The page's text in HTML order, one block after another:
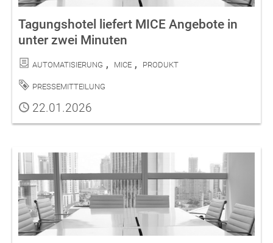
Tagungshotel liefert MICE Angebote in
unter zwei Minuten
Kategorien
Automatisierung MICE
Produkt
Schlagwort
Pressemitteilung
Publiziert
22.01.2026